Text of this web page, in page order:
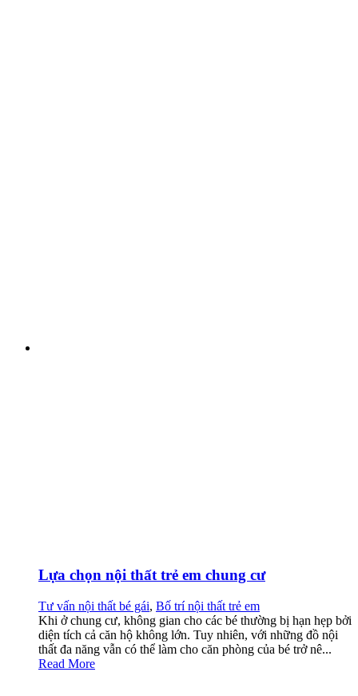
Lựa chọn nội thất trẻ em chung cư
Tư vấn nội thất bé gái, Bố trí nội thất trẻ em
Khi ở chung cư, không gian cho các bé thường bị hạn hẹp bởi
diện tích cả căn hộ không lớn. Tuy nhiên, với những đồ nội
thất đa năng vẫn có thể làm cho căn phòng của bé trở nê...
Read More